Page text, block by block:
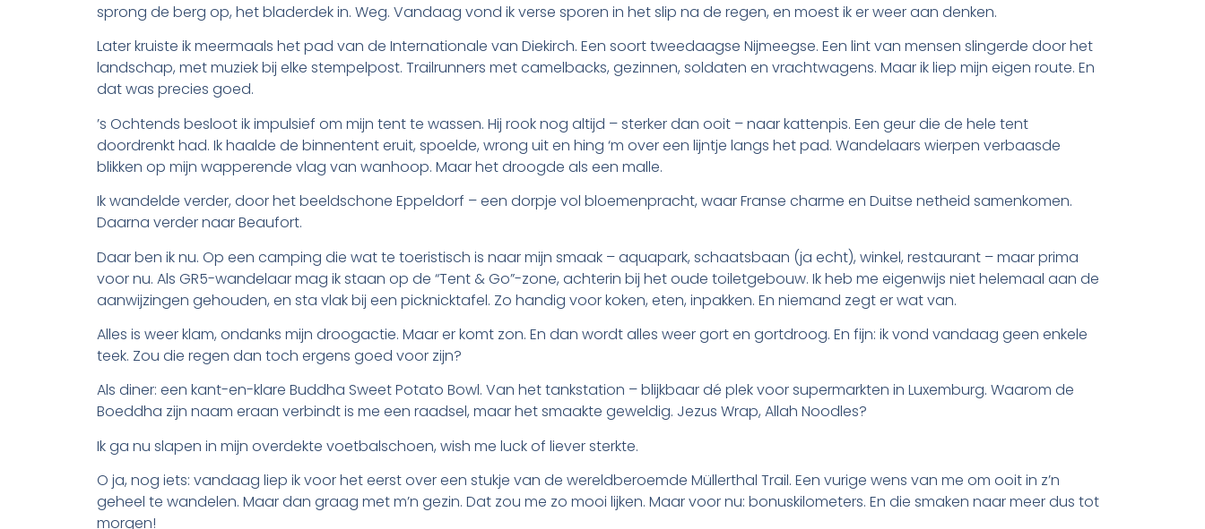
sprong de berg op, het bladerdek in. Weg. Vandaag vond ik verse sporen in het slip na de regen, en moest ik er weer aan denken.
Later kruiste ik meermaals het pad van de Internationale van Diekirch. Een soort tweedaagse Nijmeegse. Een lint van mensen slingerde door het
landschap, met muziek bij elke stempelpost. Trailrunners met camelbacks, gezinnen, soldaten en vrachtwagens. Maar ik liep mijn eigen route. En
dat was precies goed.
’s Ochtends besloot ik impulsief om mijn tent te wassen. Hij rook nog altijd – sterker dan ooit – naar kattenpis. Een geur die de hele tent
doordrenkt had. Ik haalde de binnentent eruit, spoelde, wrong uit en hing ‘m over een lijntje langs het pad. Wandelaars wierpen verbaasde
blikken op mijn wapperende vlag van wanhoop. Maar het droogde als een malle.
Ik wandelde verder, door het beeldschone Eppeldorf – een dorpje vol bloemenpracht, waar Franse charme en Duitse netheid samenkomen.
Daarna verder naar Beaufort.
Daar ben ik nu. Op een camping die wat te toeristisch is naar mijn smaak – aquapark, schaatsbaan (ja echt), winkel, restaurant – maar prima
voor nu. Als GR5-wandelaar mag ik staan op de “Tent & Go”-zone, achterin bij het oude toiletgebouw. Ik heb me eigenwijs niet helemaal aan de
aanwijzingen gehouden, en sta vlak bij een picknicktafel. Zo handig voor koken, eten, inpakken. En niemand zegt er wat van.
Alles is weer klam, ondanks mijn droogactie. Maar er komt zon. En dan wordt alles weer gort en gortdroog. En fijn: ik vond vandaag geen enkele
teek. Zou die regen dan toch ergens goed voor zijn?
Als diner: een kant-en-klare Buddha Sweet Potato Bowl. Van het tankstation – blijkbaar dé plek voor supermarkten in Luxemburg. Waarom de
Boeddha zijn naam eraan verbindt is me een raadsel, maar het smaakte geweldig. Jezus Wrap, Allah Noodles?
Ik ga nu slapen in mijn overdekte voetbalschoen, wish me luck of liever sterkte.
O ja, nog iets: vandaag liep ik voor het eerst over een stukje van de wereldberoemde Müllerthal Trail. Een vurige wens van me om ooit in z’n
geheel te wandelen. Maar dan graag met m’n gezin. Dat zou me zo mooi lijken. Maar voor nu: bonuskilometers. En die smaken naar meer dus tot
morgen!